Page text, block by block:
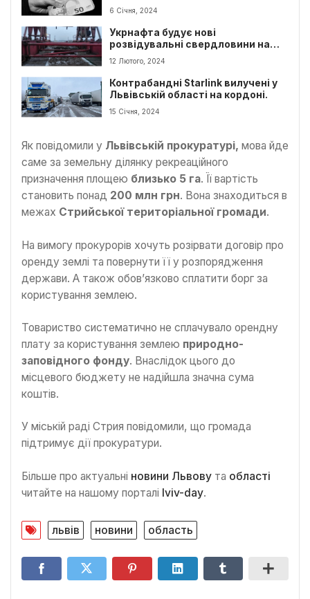
6 Січня, 2024
Укрнафта будує нові
розвідувальні свердловини на
Львівщині
12 Лютого, 2024
Контрабандні Starlink вилучені у
Львівській області на кордоні.
15 Січня, 2024
Як повідомили у Львівській прокуратурі, мова йде
саме за земельну ділянку рекреаційного
призначення площею близько 5 га. Її вартість
становить понад 200 млн грн. Вона знаходиться в
межах Стрийської територіальної громади.
На вимогу прокурорів хочуть розірвати договір про
оренду землі та повернути її у розпорядження
держави. А також обов’язково сплатити борг за
користування землею.
Товариство систематично не сплачувало орендну
плату за користування землею природно-
заповідного фонду. Внаслідок цього до
місцевого бюджету не надійшла значна сума
коштів.
У міській раді Стрия повідомили, що громада
підтримує дії прокуратури.
Більше про актуальні новини Львову та області
читайте на нашому порталі lviv-day.
львів новини область